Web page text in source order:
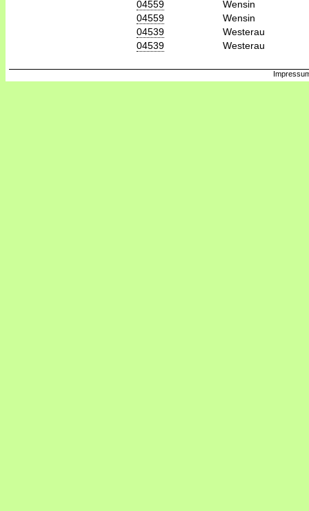
04559
Wensin
04559
Wensin
04539
Westerau
04539
Westerau